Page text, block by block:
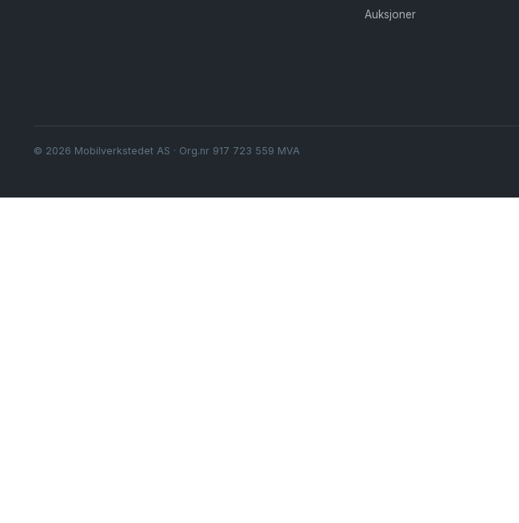
Auksjoner
© 2026 Mobilverkstedet AS · Org.nr 917 723 559 MVA